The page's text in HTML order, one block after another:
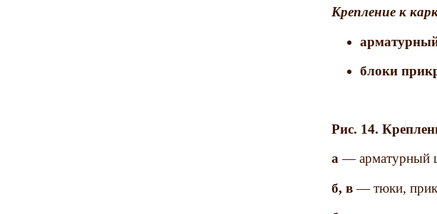
Крепление к
блоки
Рис. 14.
а— арматурный
б, в— тюки,